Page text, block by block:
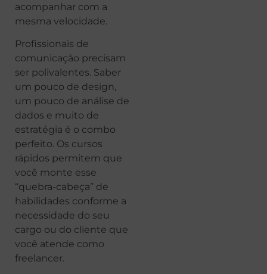
acompanhar com a
mesma velocidade.
Profissionais de
comunicação precisam
ser polivalentes. Saber
um pouco de design,
um pouco de análise de
dados e muito de
estratégia é o combo
perfeito. Os cursos
rápidos permitem que
você monte esse
“quebra-cabeça” de
habilidades conforme a
necessidade do seu
cargo ou do cliente que
você atende como
freelancer.